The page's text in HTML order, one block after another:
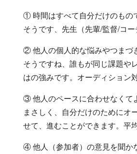
① 時間はすべて自分だけのもの
そうです、先生（先輩/監督/コ
② 他人の個人的な悩みやつまづ
そうですね、誰もが同じ課題や
はの強みです。オーディション
③ 他人のペースに合わせなくて
まさしく、自分だけのためにオ
せて、進むことができます。平
④ 他人（参加者）の意見を聞か